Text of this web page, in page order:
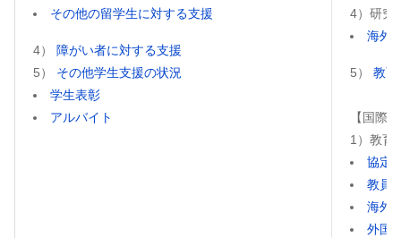
その他の留学生に対する支援
4） 障がい者に対する支援
5） その他学生支援の状況
学生表彰
アルバイト
4）研究
海外
5） 教育
【国際
1）教育
協定
教員
海外
外国